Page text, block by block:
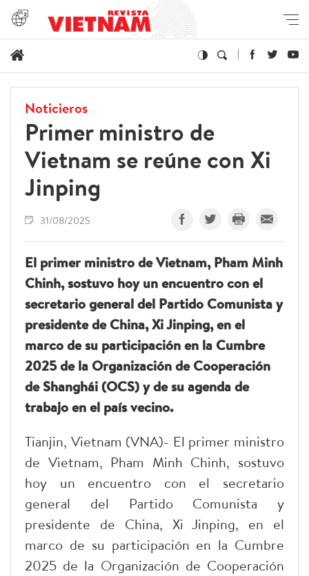
Noticieros
Primer ministro de
Vietnam se reúne con Xi
Jinping
31/08/2025
El primer ministro de Vietnam, Pham Minh
Chinh, sostuvo hoy un encuentro con el
secretario general del Partido Comunista y
presidente de China, Xi Jinping, en el
marco de su participación en la Cumbre
2025 de la Organización de Cooperación
de Shanghái (OCS) y de su agenda de
trabajo en el país vecino.
Tianjin, Vietnam (VNA)- El primer ministro
de Vietnam, Pham Minh Chinh, sostuvo
hoy un encuentro con el secretario
general del Partido Comunista y
presidente de China, Xi Jinping, en el
marco de su participación en la Cumbre
2025 de la Organización de Cooperación